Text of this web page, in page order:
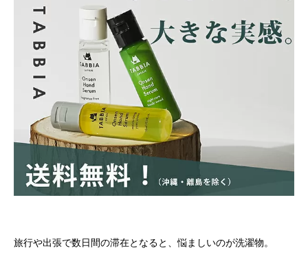
旅行や出張で数日間の滞在となると、悩ましいのが洗濯物。